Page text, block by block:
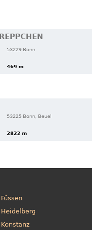
53229 Bonn
469 m
53225 Bonn, Beuel
2822 m
Füssen
Heidelberg
Konstanz